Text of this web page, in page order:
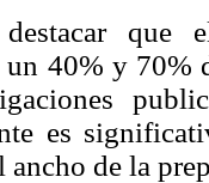
que
40% y 70%
es
de la